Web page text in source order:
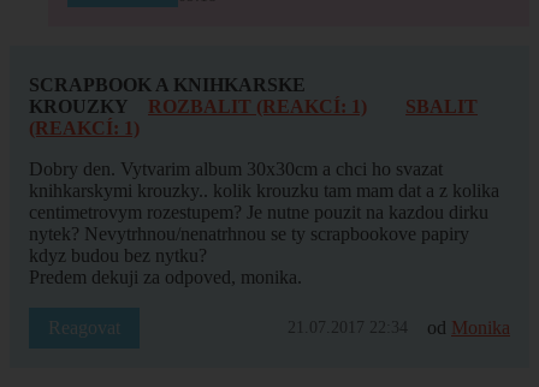
SCRAPBOOK A KNIHKARSKE
KROUZKY
ROZBALIT (REAKCÍ: 1)
SBALIT
(REAKCÍ: 1)
Dobry den. Vytvarim album 30x30cm a chci ho svazat
knihkarskymi krouzky.. kolik krouzku tam mam dat a z kolika
centimetrovym rozestupem? Je nutne pouzit na kazdou dirku
nytek? Nevytrhnou/nenatrhnou se ty scrapbookove papiry
kdyz budou bez nytku?
Predem dekuji za odpoved, monika.
Reagovat 21.07.2017 22:34 od Monika